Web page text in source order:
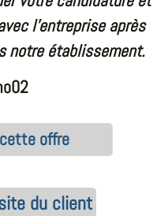
l’entreprise après
notre établissement.
offre
du client